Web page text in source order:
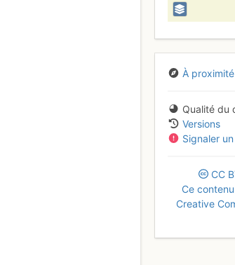
À
Qualité du
Versions
Signaler
CC
Ce
Creative